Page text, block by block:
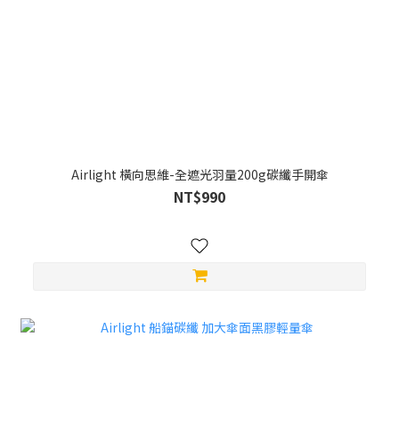
Airlight 橫向思維-全遮光羽量200g碳纖手開傘
NT$990